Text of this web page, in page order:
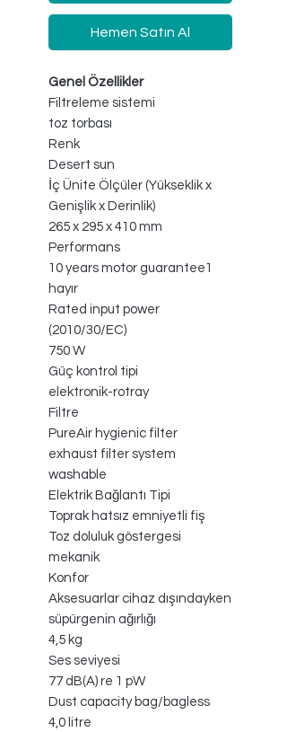
Hemen Satın Al
Genel Özellikler
Filtreleme sistemi
toz torbası
Renk
Desert sun
İç Ünite Ölçüler (Yükseklik x
Genişlik x Derinlik)
265 x 295 x 410 mm
Performans
10 years motor guarantee1
hayır
Rated input power
(2010/30/EC)
750 W
Güç kontrol tipi
elektronik-rotray
Filtre
PureAir hygienic filter
exhaust filter system
washable
Elektrik Bağlantı Tipi
Toprak hatsız emniyetli fiş
Toz doluluk göstergesi
mekanik
Konfor
Aksesuarlar cihaz dışındayken
süpürgenin ağırlığı
4,5 kg
Ses seviyesi
77 dB(A) re 1 pW
Dust capacity bag/bagless
4,0 litre